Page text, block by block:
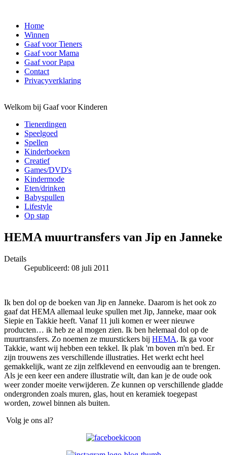
Home
Winnen
Gaaf voor Tieners
Gaaf voor Mama
Gaaf voor Papa
Contact
Privacyverklaring
Welkom bij Gaaf voor Kinderen
Tienerdingen
Speelgoed
Spellen
Kinderboeken
Creatief
Games/DVD's
Kindermode
Eten/drinken
Babyspullen
Lifestyle
Op stap
HEMA muurtransfers van Jip en Janneke
Details
Gepubliceerd: 08 juli 2011
Ik ben dol op de boeken van Jip en Janneke. Daarom is het ook zo
gaaf dat HEMA allemaal leuke spullen met Jip, Janneke, maar ook
Siepie en Takkie heeft. Vanaf 11 juli komen er weer nieuwe
producten… ik heb ze al mogen zien. Ik ben helemaal dol op de
muurtransfers. Zo noemen ze muurstickers bij HEMA. Ik ga voor
Takkie, want wij hebben een tekkel. Ik plak 'm boven m'n bed. Er
zijn trouwens zes verschillende illustraties. Het werkt echt heel
gemakkelijk, want ze zijn zelfklevend en eenvoudig aan te brengen.
Als je een keer een andere illustratie wilt, dan kan je de oude ook
weer zonder moeite verwijderen. Ze kunnen op verschillende gladde
ondergronden zoals muren, glas, hout en keramiek toegepast
worden, zowel binnen als buiten.
Volg je ons al?